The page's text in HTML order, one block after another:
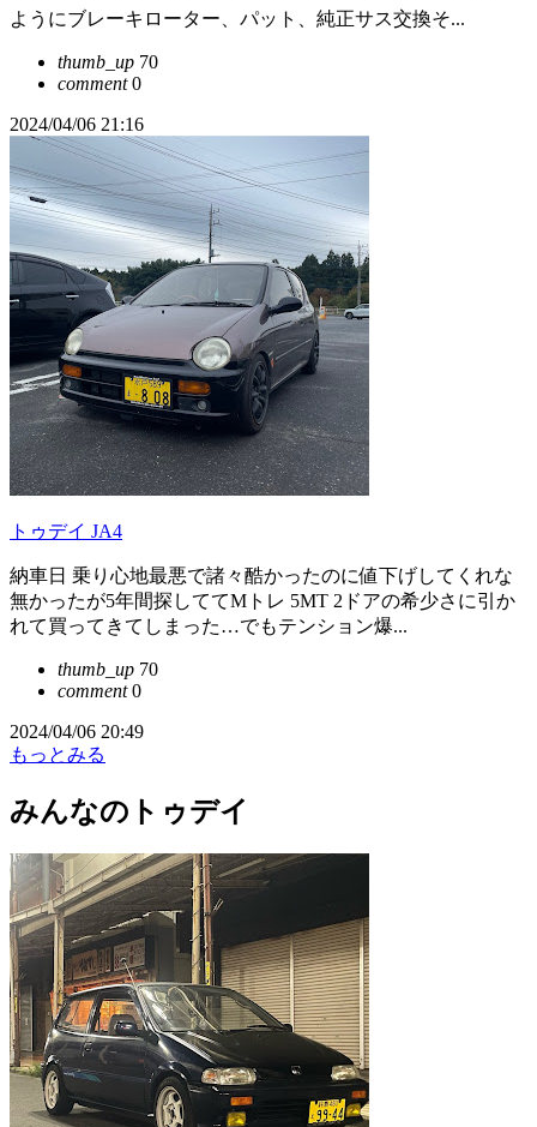
ようにブレーキローター、パット、純正サス交換そ...
thumb_up 70
comment0
2024/04/06 21:16
トゥデイ JA4
納車日 乗り心地最悪で諸々酷かったのに値下げしてくれな
無かったが5年間探しててMトレ 5MT 2ドアの希少さに引か
れて買ってきてしまった…でもテンション爆...
thumb_up 70
comment0
2024/04/06 20:49
もっとみる
みんなのトゥデイ